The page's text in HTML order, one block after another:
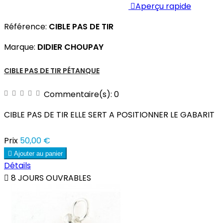
Aperçu rapide
Référence: CIBLE PAS DE TIR
Marque: DIDIER CHOUPAY
CIBLE PAS DE TIR PÉTANQUE
Commentaire(s): 0
CIBLE PAS DE TIR ELLE SERT A POSITIONNER LE GABARIT
Prix 50,00 €
 Ajouter au panier
Détails
 8 JOURS OUVRABLES